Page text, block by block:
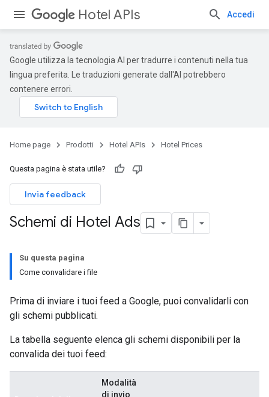
Hotel APIs Accedi
Google utilizza la tecnologia AI per tradurre i contenuti nella tua
lingua preferita. Le traduzioni generate dall'AI potrebbero
contenere errori.
Home page Prodotti Hotel APIs Hotel Prices
Questa pagina è stata utile?
Invia feedback
Schemi di Hotel Ads
Su questa pagina
Come convalidare i file
Prima di inviare i tuoi feed a Google, puoi convalidarli con
gli schemi pubblicati.
La tabella seguente elenca gli schemi disponibili per la
convalida dei tuoi feed:
Modalità
di invio